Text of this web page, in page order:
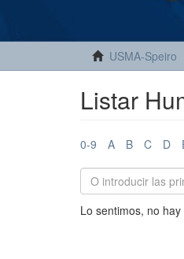
USMA-Speiro
Listar
0-9 A B C D
Lo sentimos, no